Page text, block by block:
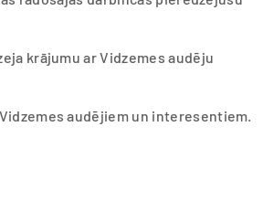
krājumu ar Vidzemes audēju
audējiem un interesentiem.